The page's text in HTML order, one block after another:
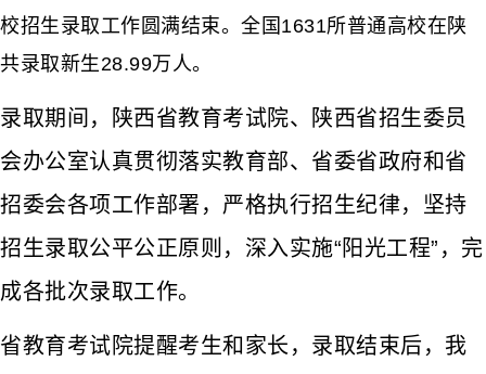
校招生录取工作圆满结束。全国1631所普通高校在陕
共录取新生28.99万人。
录取期间，陕西省教育考试院、陕西省招生委员
会办公室认真贯彻落实教育部、省委省政府和省
招委会各项工作部署，严格执行招生纪律，坚持
招生录取公平公正原则，深入实施“阳光工程”，完
成各批次录取工作。
省教育考试院提醒考生和家长，录取结束后，我